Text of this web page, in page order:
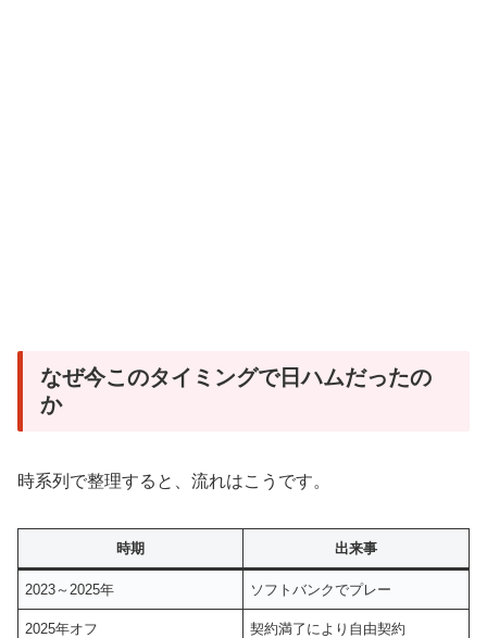
なぜ今このタイミングで日ハムだったの
か
時系列で整理すると、流れはこうです。
時期 出来事
2023～2025年 ソフトバンクでプレー
2025年オフ 契約満了により自由契約